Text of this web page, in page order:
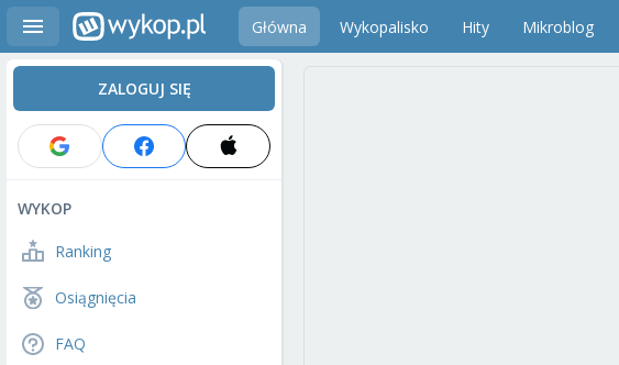
Główna Wykopalisko Hity Mikroblog
ZALOGUJ SIĘ
WYKOP
Ranking
Osiągnięcia
FAQ